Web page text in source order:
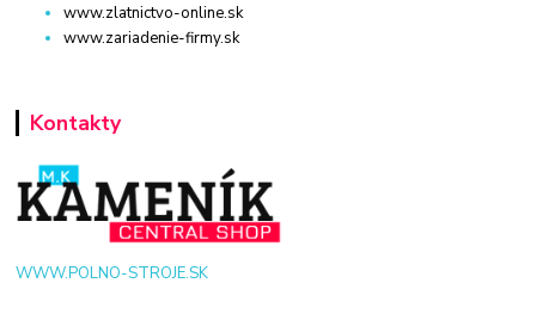
www.zlatnictvo-online.sk
www.zariadenie-firmy.sk
Kontakty
WWW.POLNO-STROJE.SK